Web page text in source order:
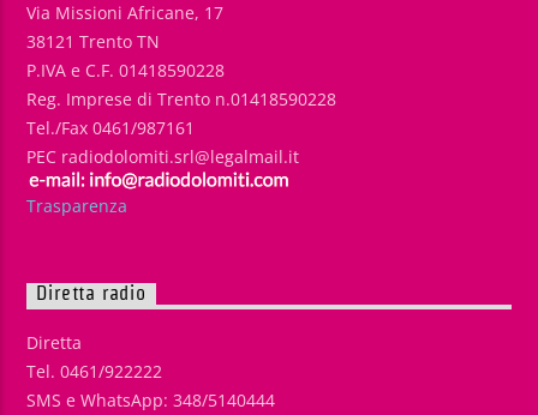
Via Missioni Africane, 17
38121 Trento TN
P.IVA e C.F. 01418590228
Reg. Imprese di Trento n.01418590228
Tel./Fax 0461/987161
PEC radiodolomiti.srl@legalmail.it
Trasparenza
Diretta radio
Diretta
Tel. 0461/922222
SMS e WhatsApp: 348/5140444